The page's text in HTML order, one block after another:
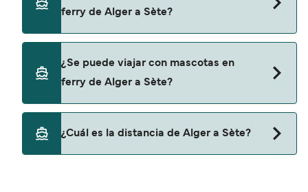
ferry de Alger a Sète?
con
¿Se puede viajar con mascotas en
ferry de Alger a Sète?
¿Cuál es la distancia de Alger a Sète?